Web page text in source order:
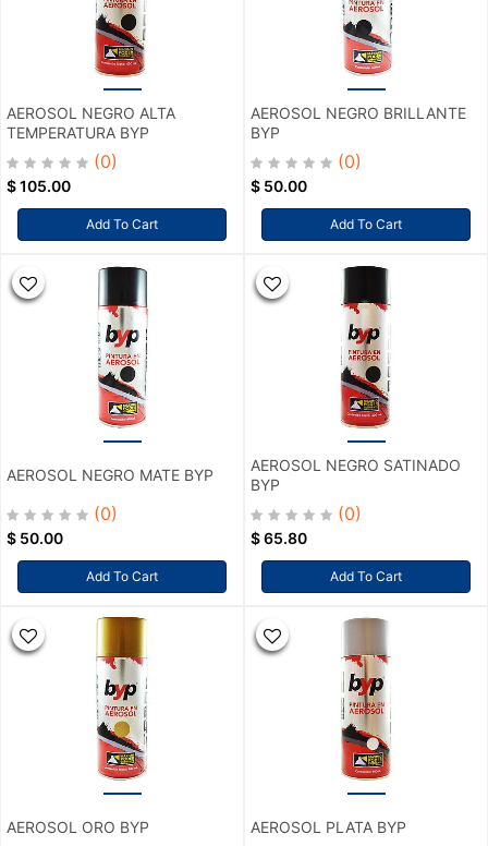
AEROSOL NEGRO ALTA
TEMPERATURA BYP
(0)
$105.00
Add To Cart
AEROSOL NEGRO BRILLANTE
BYP
(0)
$ 50.00
Add To Cart
AEROSOL NEGRO MATE BYP
(0)
$ 50.00
Add To Cart
AEROSOL NEGRO SATINADO
BYP
(0)
$65.80
Add To Cart
AEROSOL ORO BYP AEROSOL PLATA BYP